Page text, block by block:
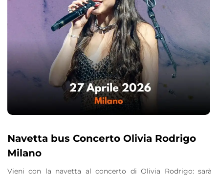
Navetta bus Concerto Olivia Rodrigo
Milano
Vieni con la navetta al concerto di Olivia Rodrigo: sarà
Log in
Creare un account